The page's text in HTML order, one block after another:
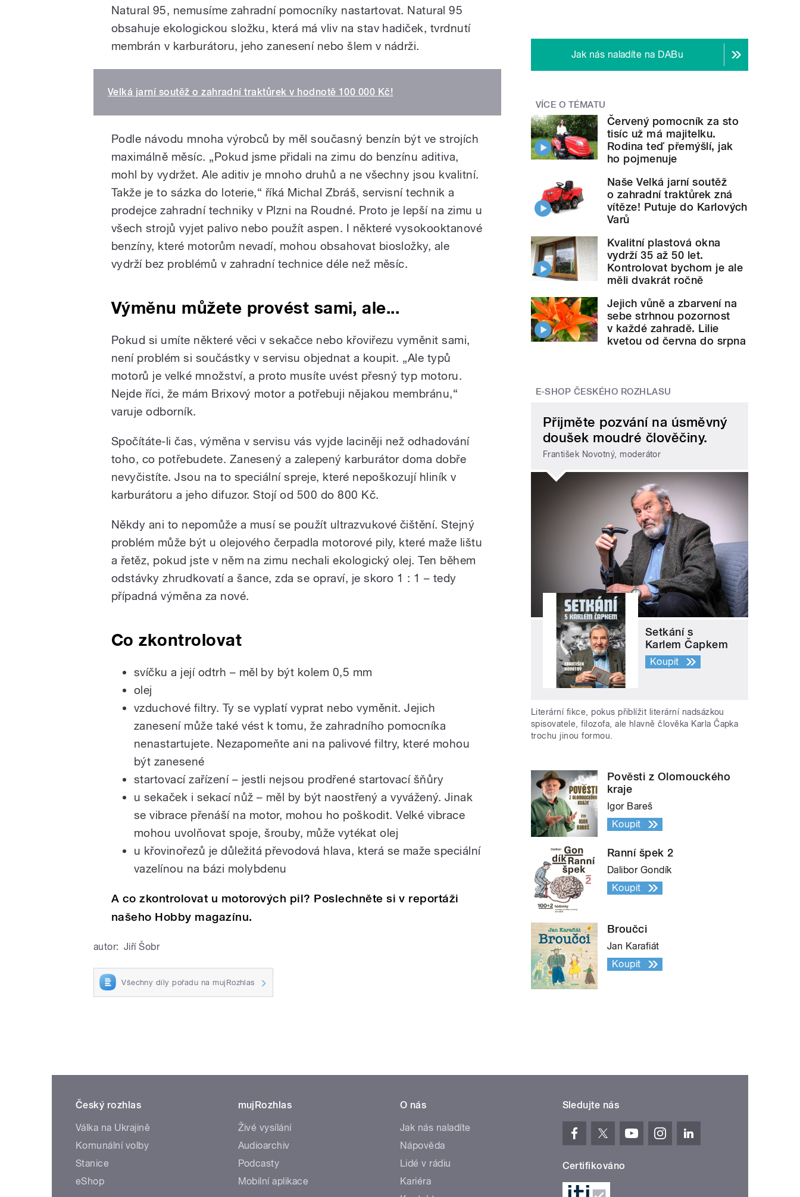
Natural 95, nemusíme zahradní pomocníky nastartovat. Natural 95
obsahuje ekologickou složku, která má vliv na stav hadiček, tvrdnutí
membrán v karburátoru, jeho zanesení nebo šlem v nádrži.
Velká jarní soutěž o zahradní traktůrek v hodnotě 100 000 Kč!
Podle návodu mnoha výrobců by měl současný benzín být ve strojích
maximálně měsíc. „Pokud jsme přidali na zimu do benzínu aditiva,
mohl by vydržet. Ale aditiv je mnoho druhů a ne všechny jsou kvalitní.
Takže je to sázka do loterie,“ říká Michal Zbráš, servisní technik a
prodejce zahradní techniky v Plzni na Roudné. Proto je lepší na zimu u
všech strojů vyjet palivo nebo použít aspen. I některé vysokooktanové
benzíny, které motorům nevadí, mohou obsahovat biosložky, ale
vydrží bez problémů v zahradní technice déle než měsíc.
Výměnu můžete provést sami, ale...
Pokud si umíte některé věci v sekačce nebo křoviřezu vyměnit sami,
není problém si součástky v servisu objednat a koupit. „Ale typů
motorů je velké množství, a proto musíte uvést přesný typ motoru.
Nejde říci, že mám Brixový motor a potřebuji nějakou membránu,“
varuje odborník.
Spočítáte-li čas, výměna v servisu vás vyjde laciněji než odhadování
toho, co potřebudete. Zanesený a zalepený karburátor doma dobře
nevyčistíte. Jsou na to speciální spreje, které nepoškozují hliník v
karburátoru a jeho difuzor. Stojí od 500 do 800 Kč.
Někdy ani to nepomůže a musí se použít ultrazvukové čištění. Stejný
problém může být u olejového čerpadla motorové pily, které maže lištu
a řetěz, pokud jste v něm na zimu nechali ekologický olej. Ten během
odstávky zhrudkovatí a šance, zda se opraví, je skoro 1 : 1 – tedy
případná výměna za nové.
Co zkontrolovat
svíčku a její odtrh – měl by být kolem 0,5 mm
olej
vzduchové filtry. Ty se vyplatí vyprat nebo vyměnit. Jejich
zanesení může také vést k tomu, že zahradního pomocníka
nenastartujete. Nezapomeňte ani na palivové filtry, které mohou
být zanesené
startovací zařízení – jestli nejsou prodřené startovací šňůry
u sekaček i sekací nůž – měl by být naostřený a vyvážený. Jinak
se vibrace přenáší na motor, mohou ho poškodit. Velké vibrace
mohou uvolňovat spoje, šrouby, může vytékat olej
u křovinořezů je důležitá převodová hlava, která se maže speciální
vazelínou na bázi molybdenu
A co zkontrolovat u motorových pil? Poslechněte si v reportáži
našeho Hobby magazínu.
autor: Jiří Šobr
Všechny díly pořadu na mujRozhlas
Jak nás naladíte na DABu
VÍCE O TÉMATU
Červený pomocník za sto
tisíc už má majitelku.
Rodina teď přemýšlí, jak
ho pojmenuje
Naše Velká jarní soutěž
o zahradní traktůrek zná
vítěze! Putuje do Karlových
Varů
Kvalitní plastová okna
vydrží 35 až 50 let.
Kontrolovat bychom je ale
měli dvakrát ročně
Jejich vůně a zbarvení na
sebe strhnou pozornost
v každé zahradě. Lilie
kvetou od června do srpna
E-SHOP ČESKÉHO ROZHLASU
Přijměte pozvání na úsměvný
doušek moudré člověčiny.
František Novotný, moderátor
Setkání s
Karlem Čapkem
Koupit
Literární fikce, pokus přiblížit literární nadsázkou
spisovatele, filozofa, ale hlavně člověka Karla Čapka
trochu jinou formou.
Pověsti z Olomouckého
kraje
Igor Bareš
Koupit
Ranní špek 2
Dalibor Gondík
Koupit
Broučci
Jan Karafiát
Koupit
Český rozhlas
Válka na Ukrajině
Komunální volby
Stanice
eShop
mujRozhlas
Živé vysílání
Audioarchiv
Podcasty
Mobilní aplikace
O nás
Jak nás naladíte
Nápověda
Lidé v rádiu
Kariéra
Sledujte nás
Certifikováno